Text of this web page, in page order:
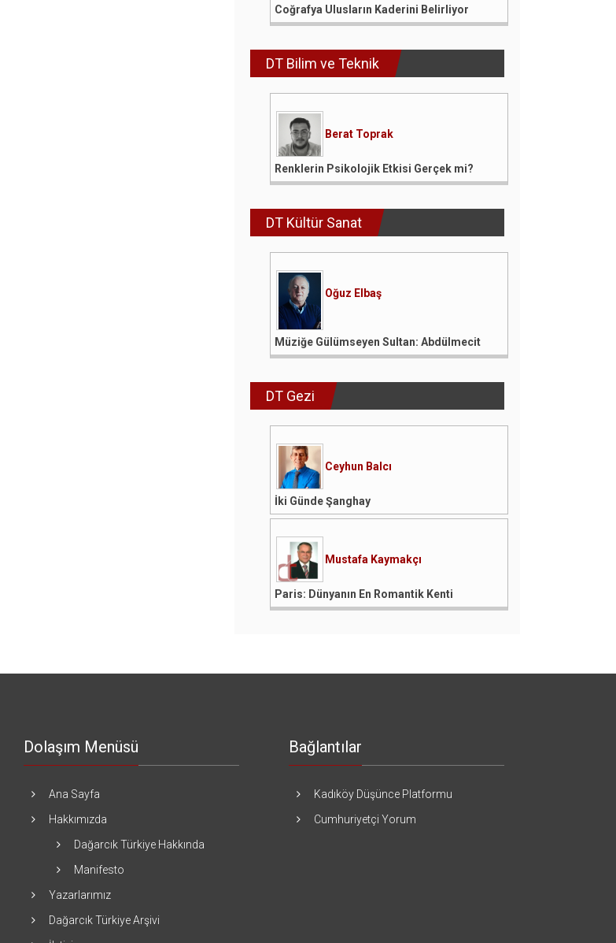
Coğrafya Ulusların Kaderini Belirliyor
DT Bilim ve Teknik
Berat Toprak
Renklerin Psikolojik Etkisi Gerçek mi?
DT Kültür Sanat
Oğuz Elbaş
Müziğe Gülümseyen Sultan: Abdülmecit
DT Gezi
Ceyhun Balcı
İki Günde Şanghay
Mustafa Kaymakçı
Paris: Dünyanın En Romantik Kenti
Dolaşım Menüsü
Ana Sayfa
Hakkımızda
Dağarcık Türkiye Hakkında
Manifesto
Yazarlarımız
Dağarcık Türkiye Arşivi
Bağlantılar
Kadıköy Düşünce Platformu
Cumhuriyetçi Yorum